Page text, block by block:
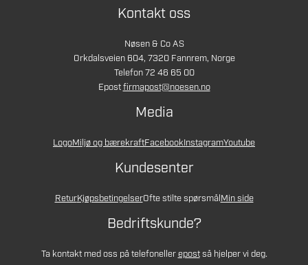
Kontakt oss
Nøsen & Co AS
Orkdalsveien 604, 7320 Fannrem, Norge
Telefon 72 46 65 00
Epostfirmapost@noesen.no
Media
LogoMiljø og bærekraftFacebookInstagramYoutube
Kundesenter
ReturKjøpsbetingelserOfte stilte spørsmålMin side
Bedriftskunde?
Ta kontakt med oss på telefonellerepostså hjelper vi deg.